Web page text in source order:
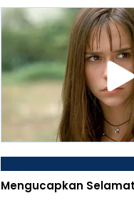
Mengucapkan